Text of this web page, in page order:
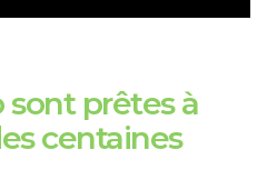
sont prêtes à
centaines